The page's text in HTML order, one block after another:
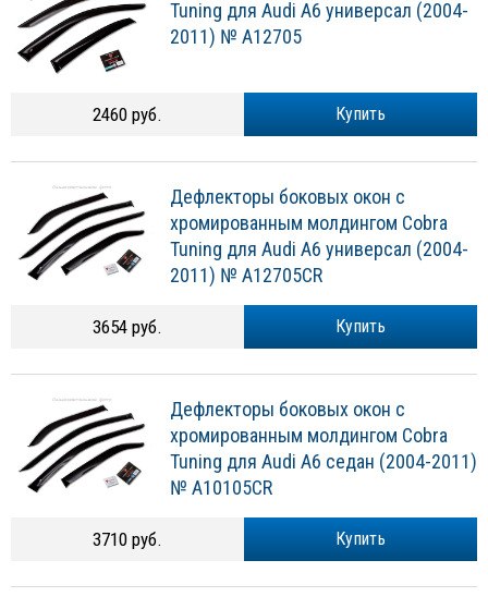
Tuning для Audi A6 универсал (2004-
2011) № A12705
Купить
2460 руб.
Дефлекторы боковых окон с
хромированным молдингом Cobra
Tuning для Audi A6 универсал (2004-
2011) № A12705CR
Купить
3654 руб.
Дефлекторы боковых окон с
хромированным молдингом Cobra
Tuning для Audi A6 седан (2004-2011)
№ A10105CR
Купить
3710 руб.